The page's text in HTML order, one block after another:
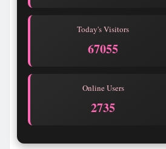
Today's Visitors
67055
Online Users
2735